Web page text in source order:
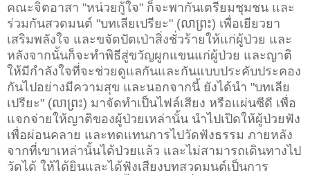
คณะจิตอาสา "หน่วยกู้ใจ" ก็จะพากันเตรียมชุมชน และ
ร่วมกันสวดมนต์ "บทเลียเปรียะ" (លាព្រះ) เพื่อเยียวยา
เสริมพลังใจ และขจัดปัดเป่าสิ่งชั่วร้ายให้แก่ผู้ป่วย และ
หลังจากนั้นก็จะทำพิธีสู่ขวัญผูกแขนแก่ผู้ป่วย และญาติ
ให้มีกำลังใจที่จะช่วยดูแลกันและกันแบบประคับประคอง
กันไปอย่างมีความสุข และนอกจากนี้ ยังได้นำ "บทเลีย
เปรียะ" (លាព្រះ) มาจัดทำเป็นไฟล์เสียง หรือแผ่นซีดี เพื่อ
แจกจ่ายให้ญาติของผู้ป่วยเหล่านั้น นำไปเปิดให้ผู้ป่วยฟัง
เพื่อผ่อนคลาย และทดแทนการไปวัดฟังธรรม ภายหลัง
จากที่เขาเหล่านั้นได้ป่วยแล้ว และไม่สามารถเดินทางไป
วัดได้ ให้ได้ยินและได้ฟังเสียงบทสวดมนต์เป็นการ